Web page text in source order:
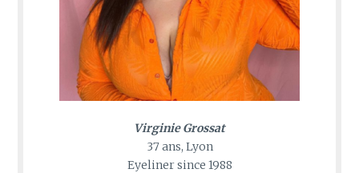
Virginie Grossat
37 ans, Lyon
Eyeliner since 1988